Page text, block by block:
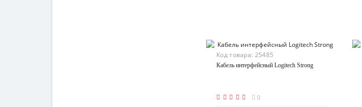
Код товара: 25485
Кабель интерфейсный Logitech Strong
0